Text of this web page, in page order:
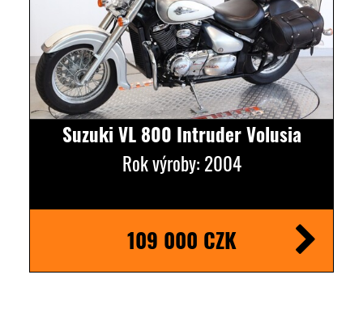
Suzuki VL 800 Intruder Volusia
Rok výroby: 2004
109 000 CZK